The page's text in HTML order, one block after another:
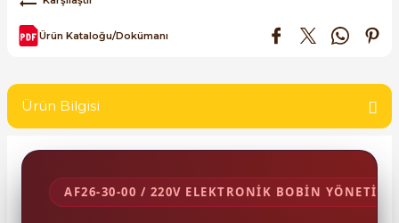
- UPS
Kesiciler
SIRIUS SAFETY
Ürün Kataloğu/Dokümanı
Ürün Bilgisi
AF26-30-00 / 220V ELEKTRONİK BOBİN